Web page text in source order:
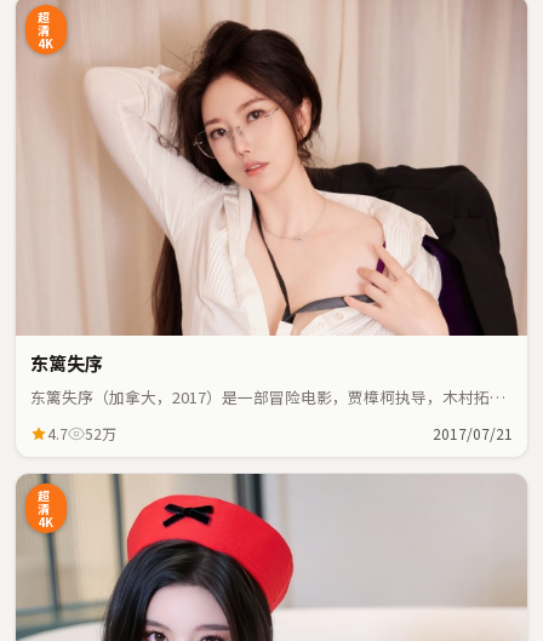
超
清
4K
东篱失序
东篱失序（加拿大，2017）是一部冒险电影，贾樟柯执导，木村拓
4.7 52万 2017/07/21
超
清
4K